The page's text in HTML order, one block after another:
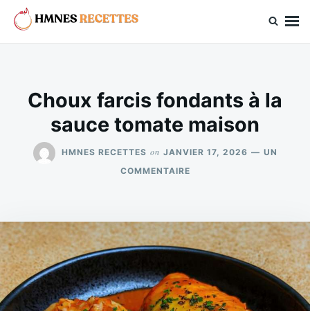
SkipSearch
for:
Choux farcis fondants à la
sauce tomate maison
HMNES RECETTES on JANVIER 17, 2026
UN
COMMENTAIRESUR
À
LA
SAUCE
TOMATE
MAISON